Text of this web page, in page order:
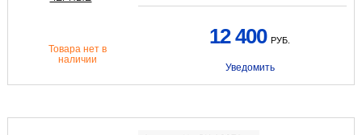
Товара нет в
наличии
12 400 РУБ.
Уведомить